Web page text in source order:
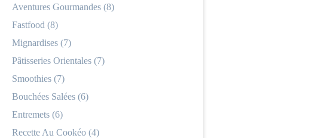
Aventures Gourmandes (8)
Fastfood (8)
Mignardises (7)
Pâtisseries Orientales (7)
Smoothies (7)
Bouchées Salées (6)
Entremets (6)
Recette Au Cookéo (4)